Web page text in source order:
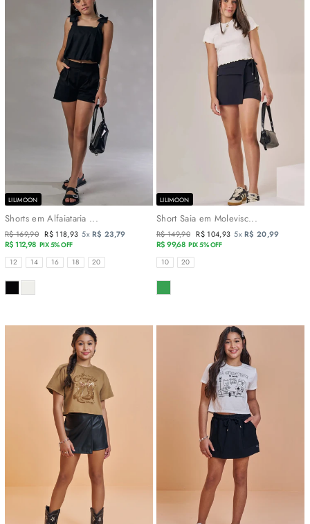
LILIMOON
Shorts em Alfaiataria ...
Preço
normal
R$ 169,90 Preço
promocional
R$ 118,93 5xR$ 23,79
R$ 112,98 PIX 5% OFF
TAMANHOS
12 14 16 18 20
COR
LILIMOON
Short Saia em Molevisc...
Preço
normal
R$ 149,90 Preço
promocional
R$ 104,93 5xR$ 20,99
R$ 99,68 PIX 5% OFF
TAMANHOS
10 20
COR